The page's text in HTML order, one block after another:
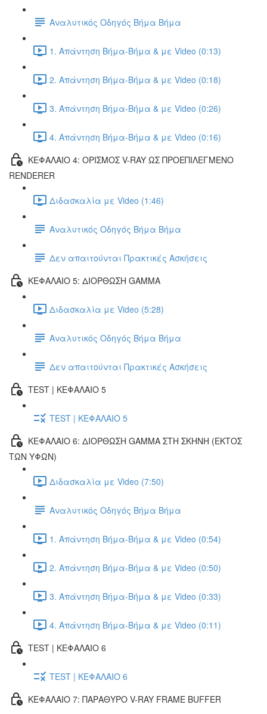
Αναλυτικός Οδηγός Βήμα Βήμα
1. Απάντηση Βήμα-Βήμα & με Video (0:13)
2. Απάντηση Βήμα-Βήμα & με Video (0:18)
3. Απάντηση Βήμα-Βήμα & με Video (0:26)
4. Απάντηση Βήμα-Βήμα & με Video (0:16)
ΚΕΦΑΛΑΙΟ 4: ΟΡΙΣΜΟΣ V-RAY ΩΣ ΠΡΟΕΠΙΛΕΓΜΕΝΟ
RENDERER
Διδασκαλία με Video (1:46)
Αναλυτικός Οδηγός Βήμα Βήμα
Δεν απαιτούνται Πρακτικές Ασκήσεις
ΚΕΦΑΛΑΙΟ 5: ΔΙΟΡΘΩΣΗ GAMMA
Διδασκαλία με Video (5:28)
Αναλυτικός Οδηγός Βήμα Βήμα
Δεν απαιτούνται Πρακτικές Ασκήσεις
TEST | ΚΕΦΑΛΑΙΟ 5
TEST | ΚΕΦΑΛΑΙΟ 5
ΚΕΦΑΛΑΙΟ 6: ΔΙΟΡΘΩΣΗ GAMMA ΣΤΗ ΣΚΗΝΗ (ΕΚΤOΣ
ΤΩΝ ΥΦΩΝ)
Διδασκαλία με Video (7:50)
Αναλυτικός Οδηγός Βήμα Βήμα
1. Απάντηση Βήμα-Βήμα & με Video (0:54)
2. Απάντηση Βήμα-Βήμα & με Video (0:50)
3. Απάντηση Βήμα-Βήμα & με Video (0:33)
4. Απάντηση Βήμα-Βήμα & με Video (0:11)
TEST | ΚΕΦΑΛΑΙΟ 6
TEST | ΚΕΦΑΛΑΙΟ 6
ΚΕΦΑΛΑΙΟ 7: ΠΑΡΑΘΥΡΟ V-RAY FRAME BUFFER